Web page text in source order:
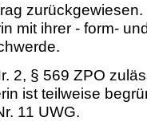
mit ihrer - form-
2, § 569 ZPO
ist teilweise
11 UWG.